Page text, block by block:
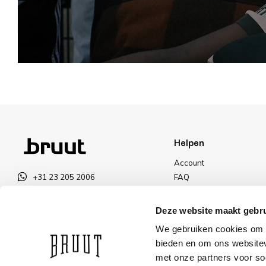
Deze website maakt
We gebruiken cookies
bieden en om ons
met onze partners voor
+31 23 205 2006
OPENINGSTIJDEN
Helpen
Account
FAQ
Betalen
Kortingen